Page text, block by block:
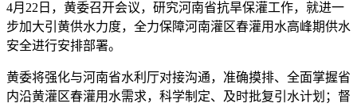
4月22日，黄委召开会议，研究河南省抗旱保灌工作，就进一
步加大引黄供水力度，全力保障河南灌区春灌用水高峰期供水
安全进行安排部署。
黄委将强化与河南省水利厅对接沟通，准确摸排、全面掌握省
内沿黄灌区春灌用水需求，科学制定、及时批复引水计划；督